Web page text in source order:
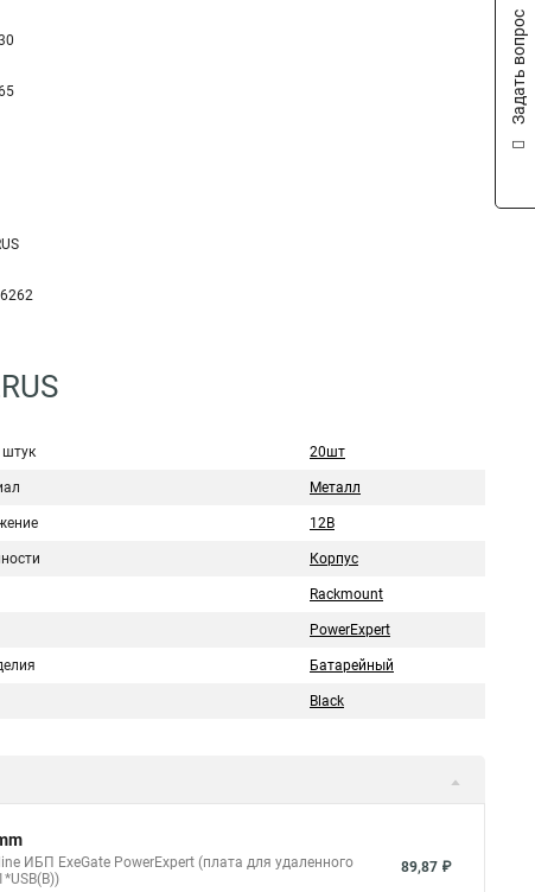
штук 20шт
Металл
12В
Корпус
Rackmount
PowerExpert
Батарейный
Black
ИБП ExeGate PowerExpert (плата для удаленного
89,87 ₽
Задать вопрос